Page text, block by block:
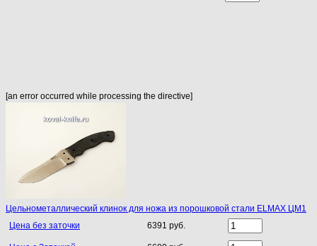
[an error occurred while processing the directive]
Цельнометаллический клинок для ножа из порошковой стали ELMAX ЦМ1
Цена без заточки
6391 руб.